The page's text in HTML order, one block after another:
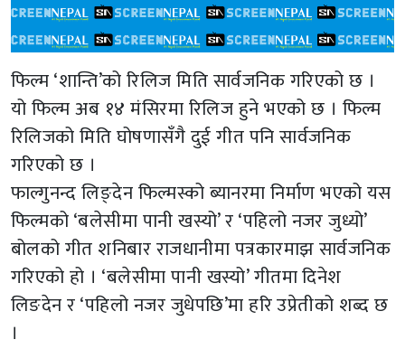
फिल्म ‘शान्ति’को रिलिज मिति सार्वजनिक गरिएको छ ।
यो फिल्म अब १४ मंसिरमा रिलिज हुने भएको छ । फिल्म
रिलिजको मिति घोषणासँगै दुई गीत पनि सार्वजनिक
गरिएको छ ।
फाल्गुनन्द लिङ्देन फिल्मस्को ब्यानरमा निर्माण भएको यस
फिल्मको ‘बलेसीमा पानी खस्यो’ र ‘पहिलो नजर जुध्यो’
बोलको गीत शनिबार राजधानीमा पत्रकारमाझ सार्वजनिक
गरिएको हो । ‘बलेसीमा पानी खस्यो’ गीतमा दिनेश
लिङदेन र ‘पहिलो नजर जुधेपछि’मा हरि उप्रेतीको शब्द छ
।